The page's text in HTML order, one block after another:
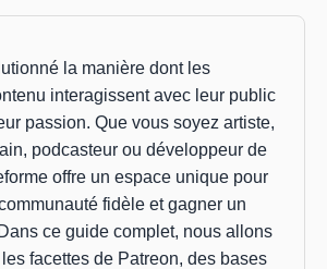
la manière dont les
interagissent avec leur public
passion. Que vous soyez artiste,
podcasteur ou développeur de
offre un espace unique pour
fidèle et gagner un
ce guide complet, nous allons
facettes de Patreon, des bases